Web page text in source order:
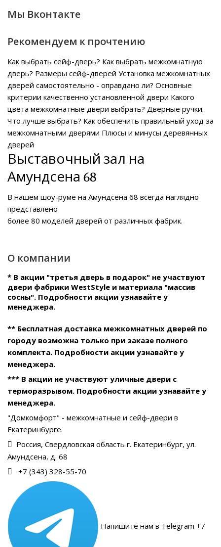
Мы Вконтакте
Рекомендуем к прочтению
Как выбрать сейф-дверь? Как выбрать межкомнатную
дверь? Размеры сейф-дверей Установка межкомнатных
дверей самостоятельно - оправдано ли? Основные
критерии качественно установленной двери Какого
цвета межкомнатные двери выбрать? Дверные ручки.
Что лучше выбрать? Как обеспечить правильный уход за
межкомнатными дверями Плюсы и минусы деревянных
дверей
Выставочный зал на
Амундсена 68
В нашем шоу-руме на Амундсена 68 всегда наглядно
представлено
более 80 моделей дверей от различных фабрик.
О компании
* В акции "третья дверь в подарок" не участвуют
двери фабрики WestStyle и материала "массив
сосны". Подробности акции узнавайте у
менеджера.
** Бесплатная доставка межкомнатных дверей по
городу возможна только при заказе полного
комплекта. Подробности акции узнавайте у
менеджера.
*** В акции не участвуют уличные двери с
терморазрывом. Подробности акции узнавайте у
менеджера.
"Домкомфорт" - межкомнатные и сейф-двери в
Екатеринбурге.
Россия, Свердловская область г. Екатеринбург, ул.
Амундсена, д. 68
+7 (343) 328-55-70
Напишите нам в Telegram +7